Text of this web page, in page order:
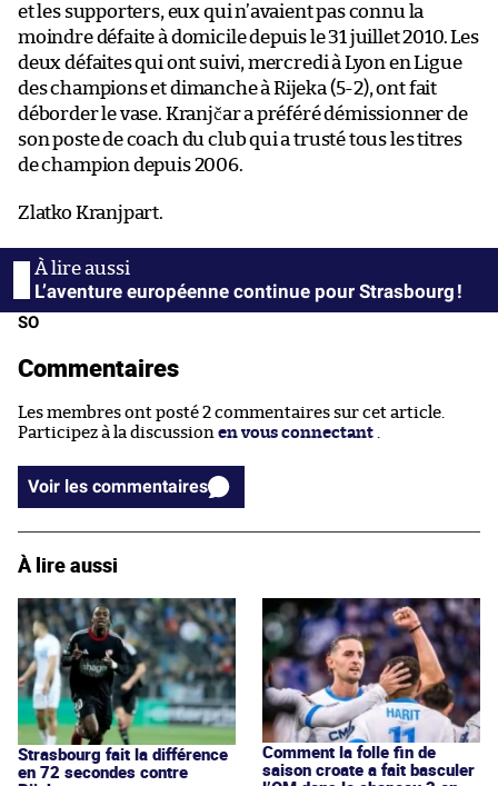
et les supporters, eux qui n’avaient pas connu la
moindre défaite à domicile depuis le 31 juillet 2010. Les
deux défaites qui ont suivi, mercredi à Lyon en Ligue
des champions et dimanche à Rijeka (5-2), ont fait
déborder le vase. Kranjčar a préféré démissionner de
son poste de coach du club qui a trusté tous les titres
de champion depuis 2006.
Zlatko Kranjpart.
L’aventure européenne continue pour Strasbourg !
SO
Commentaires
Les membres ont posté 2 commentaires sur cet article.
Participez à la discussion en vous connectant
Voir les commentaires
À lire aussi
Strasbourg fait la différence
en 72 secondes contre
Comment la folle fin de
saison croate a fait basculer